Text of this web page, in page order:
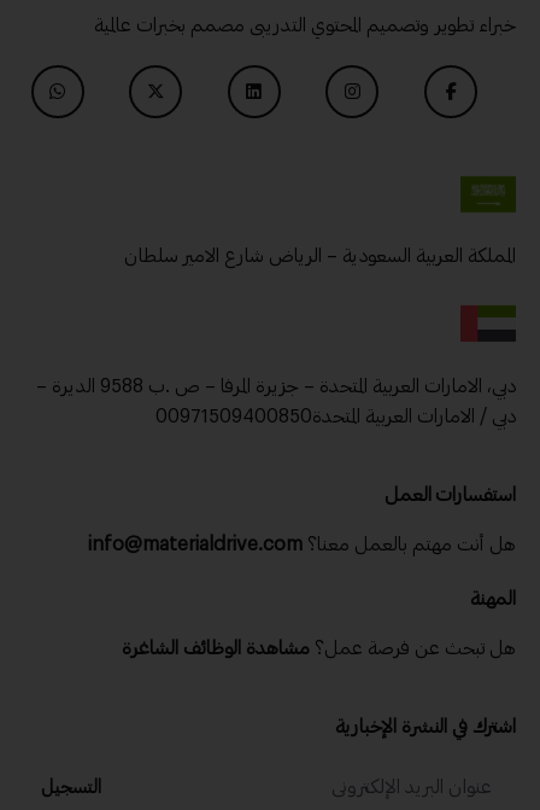
خبراء تطوير وتصميم المحتوي التدريبى مصمم بخبرات عالمية
المملكة العربية السعودية – الرياض شارع الامير سلطان
دبي، الامارات العربية المتحدة – جزيرة المرفا – ص .ب 9588 الديرة –
دبي / الامارات العربية المتحدة00971509400850
استفسارات العمل
هل أنت مهتم بالعمل معنا؟ info@materialdrive.com
المهنة
هل تبحث عن فرصة عمل؟ مشاهدة الوظائف الشاغرة
اشترك في النشرة الإخبارية
التسجيل
تابع نشراتنا الإخبارية اليومية والأسبوعية